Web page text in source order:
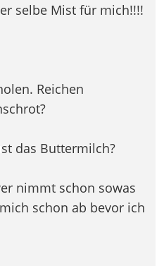
selbe Mist für mich!!!!
Reichen
das Buttermilch?
nimmt schon sowas
schon ab bevor ich